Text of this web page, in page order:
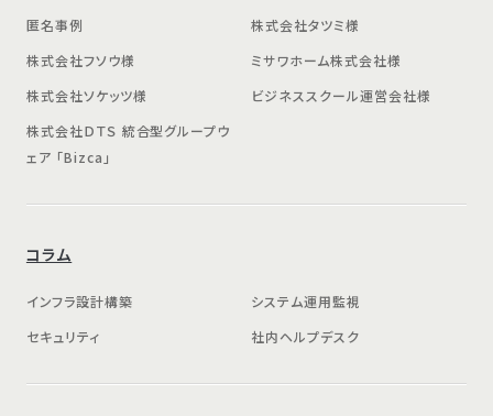
匿名事例
株式会社タツミ様
株式会社フソウ様
ミサワホーム株式会社様
株式会社ソケッツ様
ビジネススクール運営会社様
株式会社ＤＴＳ 統合型グループウ
ェア 「Bizca」
コラム
インフラ設計構築
システム運用監視
セキュリティ
社内ヘルプデスク